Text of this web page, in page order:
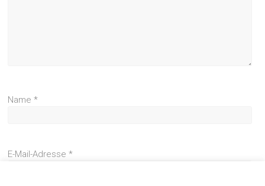
Name*
E-Mail-Adresse*